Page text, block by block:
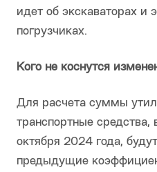
идет об экскаваторах и
погрузчиках.
Кого не коснутся
Для расчета суммы
транспортные
октября 2024 года,
предыдущие